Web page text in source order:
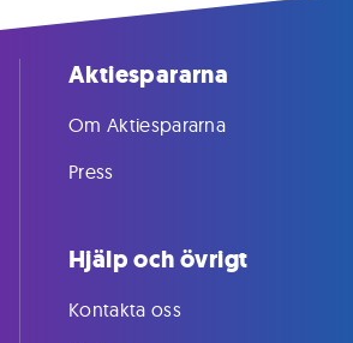
Aktiespararna
Om Aktiespararna
Press
Hjälp och övrigt
Kontakta oss